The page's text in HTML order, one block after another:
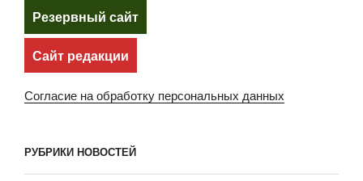
Резервный сайт
Сайт редакции
Согласие на обработку персональных данных
РУБРИКИ НОВОСТЕЙ